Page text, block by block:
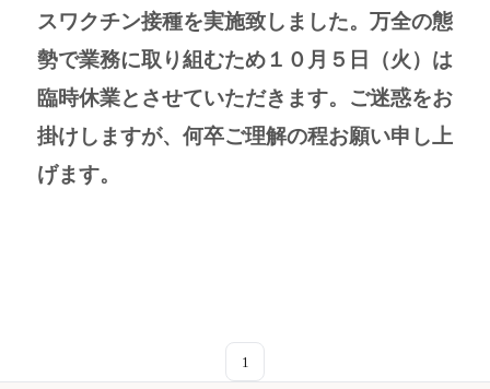
スワクチン接種を実施致しました。万全の態
勢で業務に取り組むため１０月５日（火） は
臨時休業とさせていただきます。ご迷惑をお
掛けしますが、何卒ご理解の程お願い申し上
げます。
1